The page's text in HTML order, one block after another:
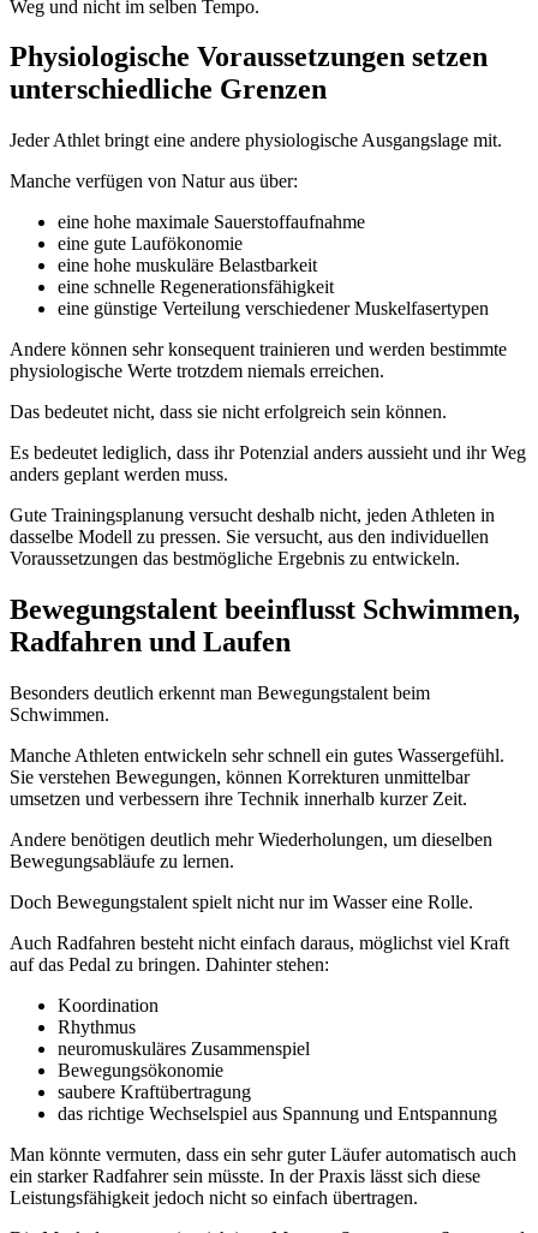
Weg und nicht im selben Tempo.
Physiologische Voraussetzungen setzen
unterschiedliche Grenzen
Jeder Athlet bringt eine andere physiologische Ausgangslage mit.
Manche verfügen von Natur aus über:
eine hohe maximale Sauerstoffaufnahme
eine gute Laufökonomie
eine hohe muskuläre Belastbarkeit
eine schnelle Regenerationsfähigkeit
eine günstige Verteilung verschiedener Muskelfasertypen
Andere können sehr konsequent trainieren und werden bestimmte
physiologische Werte trotzdem niemals erreichen.
Das bedeutet nicht, dass sie nicht erfolgreich sein können.
Es bedeutet lediglich, dass ihr Potenzial anders aussieht und ihr Weg
anders geplant werden muss.
Gute Trainingsplanung versucht deshalb nicht, jeden Athleten in
dasselbe Modell zu pressen. Sie versucht, aus den individuellen
Voraussetzungen das bestmögliche Ergebnis zu entwickeln.
Bewegungstalent beeinflusst Schwimmen,
Radfahren und Laufen
Besonders deutlich erkennt man Bewegungstalent beim
Schwimmen.
Manche Athleten entwickeln sehr schnell ein gutes Wassergefühl.
Sie verstehen Bewegungen, können Korrekturen unmittelbar
umsetzen und verbessern ihre Technik innerhalb kurzer Zeit.
Andere benötigen deutlich mehr Wiederholungen, um dieselben
Bewegungsabläufe zu lernen.
Doch Bewegungstalent spielt nicht nur im Wasser eine Rolle.
Auch Radfahren besteht nicht einfach daraus, möglichst viel Kraft
auf das Pedal zu bringen. Dahinter stehen:
Koordination
Rhythmus
neuromuskuläres Zusammenspiel
Bewegungsökonomie
saubere Kraftübertragung
das richtige Wechselspiel aus Spannung und Entspannung
Man könnte vermuten, dass ein sehr guter Läufer automatisch auch
ein starker Radfahrer sein müsste. In der Praxis lässt sich diese
Leistungsfähigkeit jedoch nicht so einfach übertragen.